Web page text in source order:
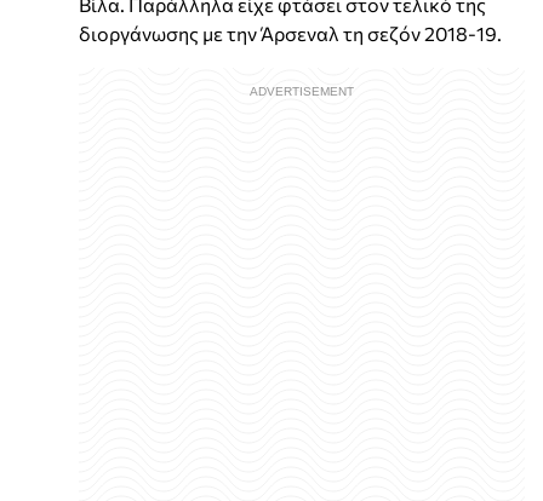
διοργάνωσης με την Άρσεναλ τη σεζόν 2018-19.